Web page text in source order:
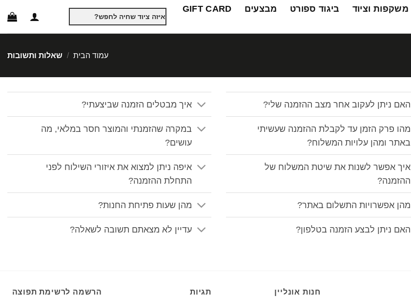
משקפות וציוד ביגוד ספורט מבצעים
GIFT CARD
עבור:
עמוד הבית / שאלות ותשובות
האם ניתן לעקוב אחר מצב ההזמנה שלי?
מהו פרק הזמן עד לקבלת ההזמנה שעשיתי
באתר ומהן עלויות המשלוח?
איך אפשר לשנות את שיטת המשלוח של
ההזמנה?
מהן אפשרויות התשלום באתר?
האם ניתן לבצע הזמנה בטלפון?
איך מבטלים הזמנה שביצעתי?
במקרה שהזמנתי והמוצר חסר במלאי, מה
עושים?
איפה ניתן למצוא את איזורי השילוח לפני
התחלת ההזמנה?
מהן שעות פתיחת החנות?
עדיין לא מצאתם תשובה לשאלה?
חנות אונליין תגיות הרשמה לרשימת תפוצה